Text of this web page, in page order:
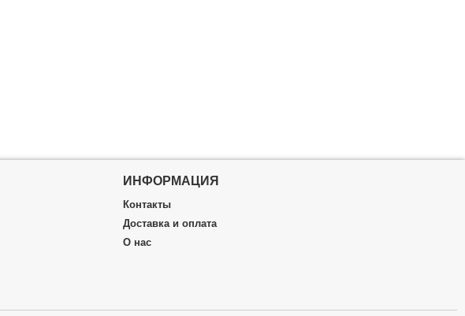
ИНФОРМАЦИЯ
Контакты
Доставка и оплата
О нас